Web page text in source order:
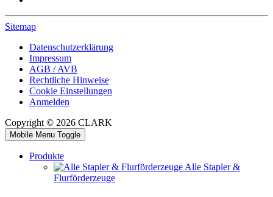
Sitemap
Datenschutzerklärung
Impressum
AGB / AVB
Rechtliche Hinweise
Cookie Einstellungen
Anmelden
Copyright © 2026 CLARK
Mobile Menu Toggle
Produkte
Alle Stapler &
Flurförderzeuge